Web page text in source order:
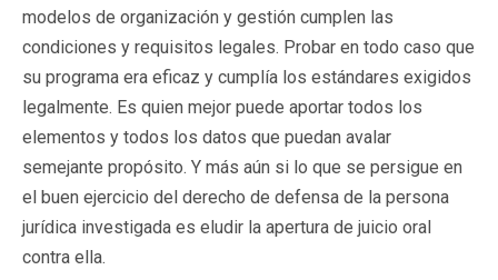
modelos de organización y gestión cumplen las
condiciones y requisitos legales. Probar en todo caso que
su programa era eficaz y cumplía los estándares exigidos
legalmente. Es quien mejor puede aportar todos los
elementos y todos los datos que puedan avalar
semejante propósito. Y más aún si lo que se persigue en
el buen ejercicio del derecho de defensa de la persona
jurídica investigada es eludir la apertura de juicio oral
contra ella.